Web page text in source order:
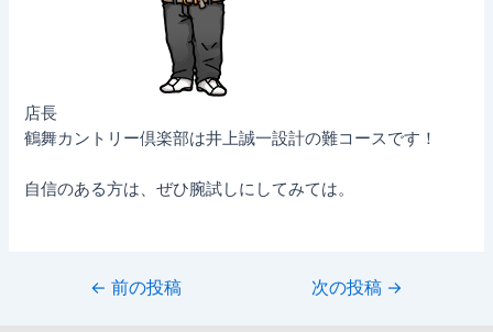
店長
鶴舞カントリー倶楽部は井上誠一設計の難コースです！
自信のある方は、ぜひ腕試しにしてみては。
← 前の投稿 次の投稿 →